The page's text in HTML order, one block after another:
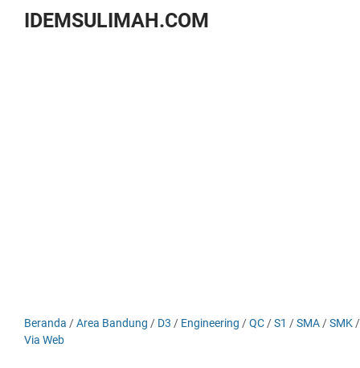
IDEMSULIMAH.COM
Beranda /Area Bandung / D3 / Engineering /QC /S1 /SMA /SMK
Via Web